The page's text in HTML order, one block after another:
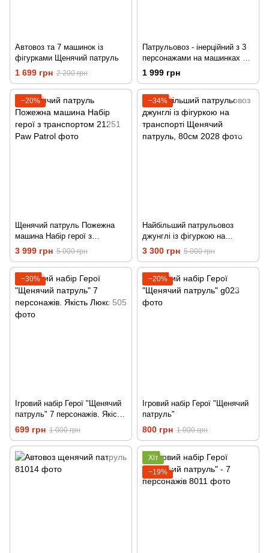
Автовоз та 7 машинок із
фігурками Щенячий патруль
1 699 грн 2 200 грн
Патрульовоз - інерційний з 3
персонажами на машинках +
Райдер
1 999 грн
−20%
Щенячий патруль Пожежна
машина Набір герої з
транспортом
3 999 грн 5 000 грн
−34%
Найбільший патрульовоз
джунглі із фігуркою на
транспорті Щенячий патруль,
3 300 грн 5 000 грн
−30%
Ігровий набір Герої "Щенячий
патруль" 7 персонажів. Якість
Люкс
699 грн 1 000 грн
−20%
Ігровий набір Герої "Щенячий
патруль"
800 грн 1 000 грн
Хіт
−19%